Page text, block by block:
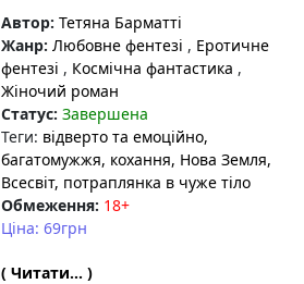
Автор: Тетяна Барматті
Жанр: Любовне фентезі , Еротичне
фентезі , Космічна фантастика ,
Жіночий роман
Статус: Завершена
Теги: відверто та емоційно,
багатомужжя, кохання, Нова Земля,
Всесвіт, потраплянка в чуже тіло
Обмеження: 18+
Ціна: 69грн
( Читати... )